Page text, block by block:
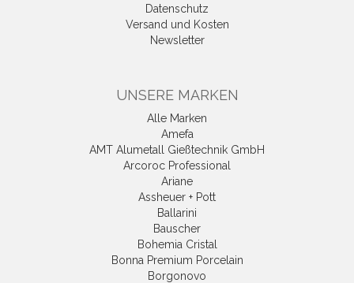
Datenschutz
Versand und Kosten
Newsletter
UNSERE MARKEN
Alle Marken
Amefa
AMT Alumetall Gießtechnik GmbH
Arcoroc Professional
Ariane
Assheuer + Pott
Ballarini
Bauscher
Bohemia Cristal
Bonna Premium Porcelain
Borgonovo